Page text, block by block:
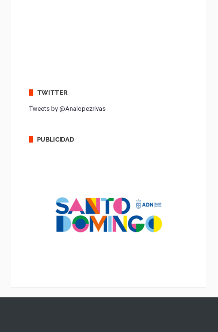
TWITTER
Tweets by @Analopezrivas
PUBLICIDAD